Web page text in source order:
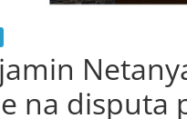
na disputa